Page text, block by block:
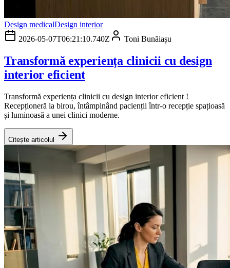
Design medicalDesign interior
2026-05-07T06:21:10.740Z
Toni Bunăiașu
Transformă experiența clinicii cu design
interior eficient
Transformă experiența clinicii cu design interior eficient !
Recepționeră la birou, întâmpinând pacienții într-o recepție spațioasă
și luminoasă a unei clinici moderne.
Citește articolul